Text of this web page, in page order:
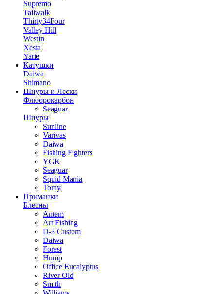
Supremo
Tailwalk
Thirty34Four
Valley Hill
Westin
Xesta
Yarie
Катушки
Daiwa
Shimano
Шнуры и Лески
Флюорокарбон
Seaguar
Шнуры
Sunline
Varivas
Daiwa
Fishing Fighters
YGK
Seaguar
Squid Mania
Toray
Приманки
Блесны
Antem
Art Fishing
D-3 Custom
Daiwa
Forest
Hump
Office Eucalyptus
River Old
Smith